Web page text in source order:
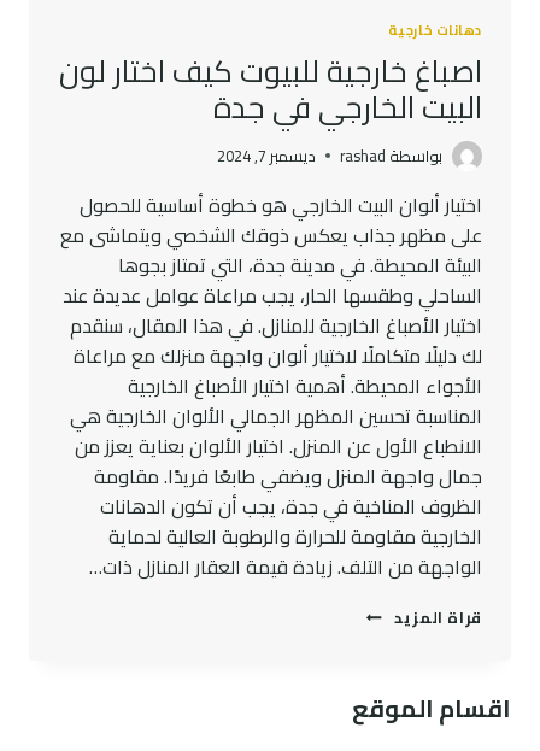
دهانات خارجية
اصباغ خارجية للبيوت كيف اختار لون
البيت الخارجي في جدة
بواسطة rashad ديسمبر 7, 2024
اختيار ألوان البيت الخارجي هو خطوة أساسية للحصول
على مظهر جذاب يعكس ذوقك الشخصي ويتماشى مع
البيئة المحيطة. في مدينة جدة، التي تمتاز بجوها
الساحلي وطقسها الحار، يجب مراعاة عوامل عديدة عند
اختيار الأصباغ الخارجية للمنازل. في هذا المقال، سنقدم
لك دليلًا متكاملًا لاختيار ألوان واجهة منزلك مع مراعاة
الأجواء المحيطة. أهمية اختيار الأصباغ الخارجية
المناسبة تحسين المظهر الجمالي الألوان الخارجية هي
الانطباع الأول عن المنزل. اختيار الألوان بعناية يعزز من
جمال واجهة المنزل ويضفي طابعًا فريدًا. مقاومة
الظروف المناخية في جدة، يجب أن تكون الدهانات
الخارجية مقاومة للحرارة والرطوبة العالية لحماية
الواجهة من التلف. زيادة قيمة العقار المنازل ذات…
قراة المزيد اصباغ
اختار
لون
اقسام الموقع